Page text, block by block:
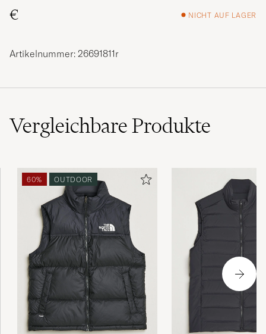
€
NICHT AUF LAGER
Artikelnummer: 26691811r
VergleichbareProdukte
60% OUTDOOR